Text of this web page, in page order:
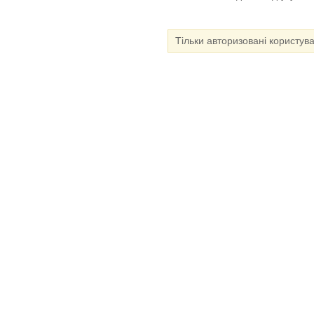
Тільки авторизовані